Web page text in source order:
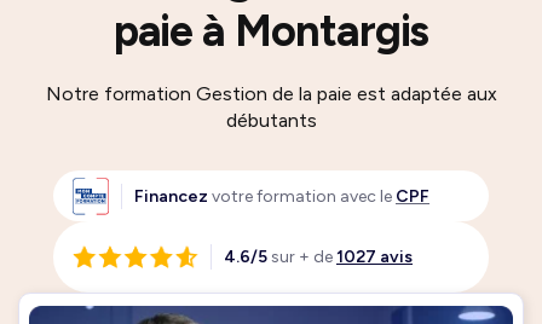
paie à Montargis
Notre formation Gestion de la paie est adaptée aux
débutants
Financez votre formation avec le CPF
4.6/5sur + de1027 avis